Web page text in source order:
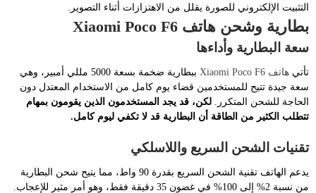
التثبيت الإلكتروني للصورة يقلل من الاهتزازات أثناء التصوير.
بطارية وشحن هاتف Xiaomi Poco F6
سعة البطارية وأداءها
تأتي هاتف Xiaomi Poco F6
ببطارية ضخمة بسعة 5000 مللي أمبير، وهي
سعة جيدة تتيح للمستخدمين قضاء يوم كامل من الاستخدام المعتدل دون
الحاجة للشحن المتكرر. لكن، قد يجد المستخدمون الذين يقومون بمهام
تتطلب الكثير من الطاقة أن البطارية قد لا تكفي ليوم كامل.
تقنيات الشحن السريع واللاسلكي
يدعم الهاتف تقنية الشحن السريع بقدرة 90 واط، مما يتيح شحن البطارية
من نسبة 2% إلى 100% في غضون 35 دقيقة فقط، وهو أمر مثير للإعجاب.